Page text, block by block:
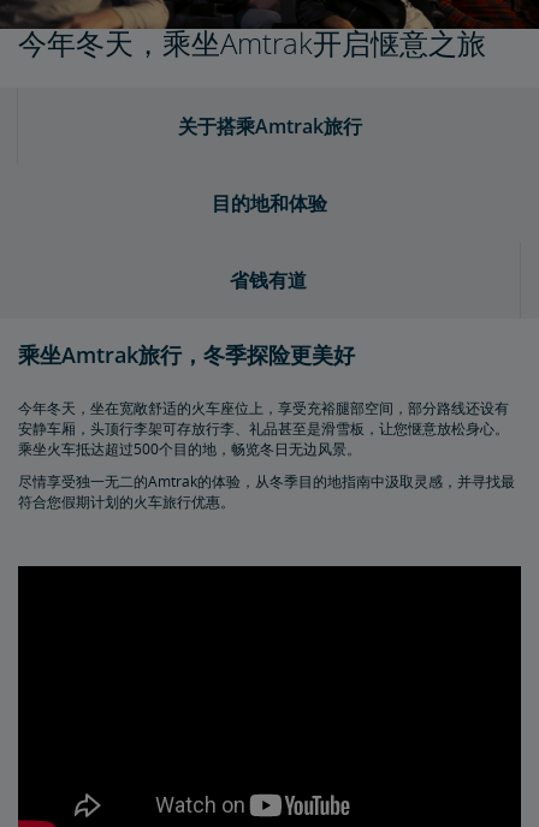
今年冬天，乘坐Amtrak开启惬意之旅
关于搭乘Amtrak旅行
目的地和体验
省钱有道
乘坐Amtrak旅行，冬季探险更美好
今年冬天，坐在宽敞舒适的火车座位上，享受充裕腿部空间，部分路线还设有
安静车厢，头顶行李架可存放行李、礼品甚至是滑雪板，让您惬意放松身心。
乘坐火车抵达超过500个目的地，畅览冬日无边风景。
尽情享受独一无二的Amtrak的体验，从冬季目的地指南中汲取灵感，并寻找最
符合您假期计划的火车旅行优惠。